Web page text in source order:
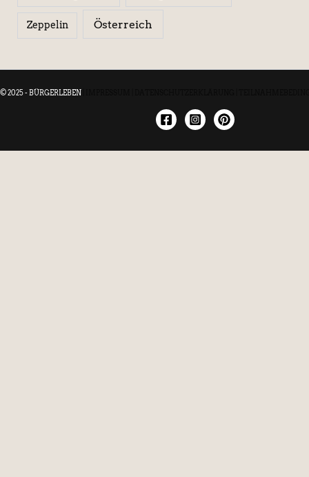
Zeppelin Österreich
© 2025 - BÜRGERLEBEN